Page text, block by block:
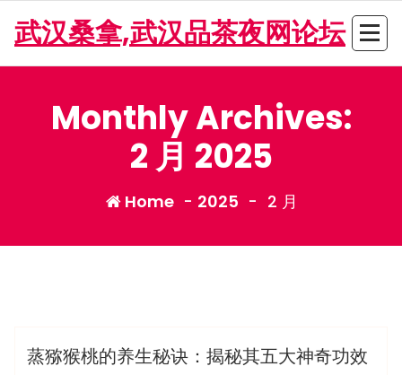
content
武汉桑拿,武汉品茶夜网论坛
Monthly Archives:
2 月 2025
Home - 2025 - 2 月
龙凤夜网
蒸猕猴桃的养生秘诀：揭秘其五大神奇功效